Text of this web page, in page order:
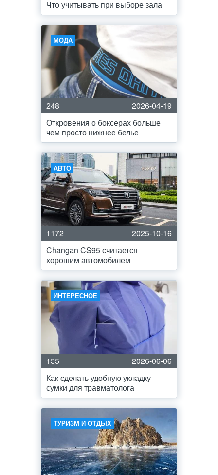
Что учитывать при выборе зала
МОДА
248
2026-04-19
Откровения о боксерах больше
чем просто нижнее белье
АВТО
1172
2025-10-16
Changan CS95 считается
хорошим автомобилем
ИНТЕРЕСНОЕ
135
2026-06-06
Как сделать удобную укладку
сумки для травматолога
ТУРИЗМ И ОТДЫХ